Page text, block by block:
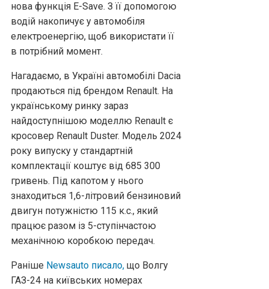
нова функція E-Save. З її допомогою
водій накопичує у автомобіля
електроенергію, щоб використати її
в потрібний момент.
Нагадаємо, в Україні автомобілі Dacia
продаються під брендом Renault. На
українському ринку зараз
найдоступнішою моделлю Renault є
кросовер Renault Duster. Модель 2024
року випуску у стандартній
комплектації коштує від 685 300
гривень. Під капотом у нього
знаходиться 1,6-літровий бензиновий
двигун потужністю 115 к.с., який
працює разом із 5-ступінчастою
механічною коробкою передач.
Раніше Newsauto писало, що Волгу
ГАЗ-24 на київських номерах